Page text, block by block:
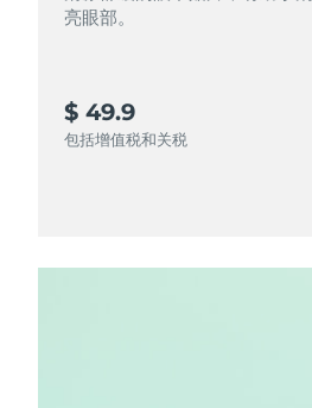
亮眼部。
$ 49.9
包括增值税和关税